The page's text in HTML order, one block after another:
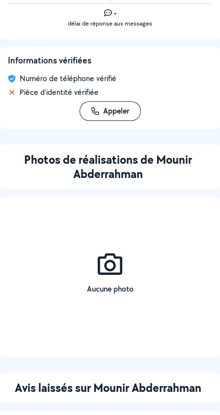
-
délai de réponse aux messages
Informations vérifiées
Numéro de téléphone vérifié
Pièce d'identité vérifiée
Appeler
Photos de réalisations de Mounir
Abderrahman
Aucune photo
Avis laissés sur Mounir Abderrahman